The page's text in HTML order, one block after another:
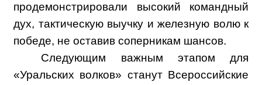
продемонстрировали высокий командный
дух, тактическую выучку и железную волю к
победе, не оставив соперникам шансов.
Следующим важным этапом для
«Уральских волков» станут Всероссийские